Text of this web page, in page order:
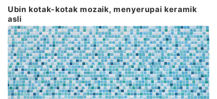
Ubin kotak-kotak mozaik, menyerupai keramik
asli